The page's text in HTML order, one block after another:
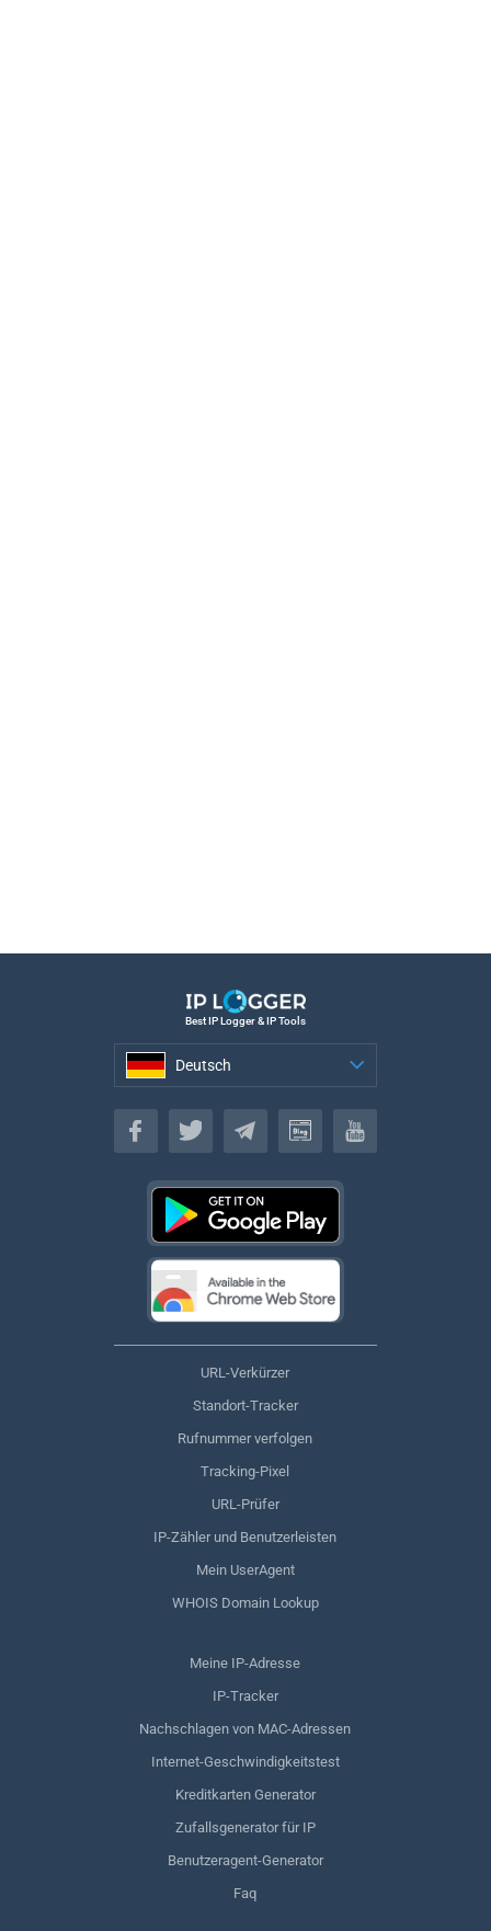
Best IP Logger & IP Tools
Deutsch
Deutsch
URL-Verkürzer
Standort-Tracker
Rufnummer verfolgen
Tracking-Pixel
URL-Prüfer
IP-Zähler und Benutzerleisten
Mein UserAgent
WHOIS Domain Lookup
Meine IP-Adresse
IP-Tracker
Nachschlagen von MAC-Adressen
Internet-Geschwindigkeitstest
Kreditkarten Generator
Zufallsgenerator für IP
Benutzeragent-Generator
Faq